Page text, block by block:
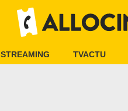
STREAMING TVACTU